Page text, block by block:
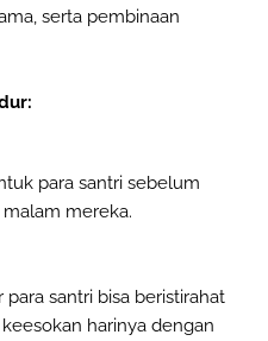
serta pembinaan
para santri sebelum
mereka.
santri bisa beristirahat
harinya dengan